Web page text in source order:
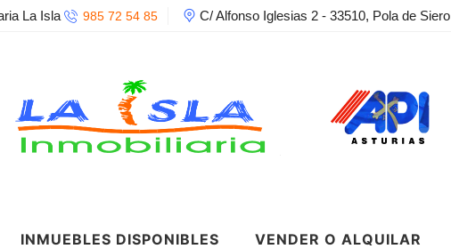
La Isla 985 72 54 85 C/ Alfonso Iglesias 2 - 33510, Pola de Siero
INMUEBLES DISPONIBLES VENDER O ALQUILAR